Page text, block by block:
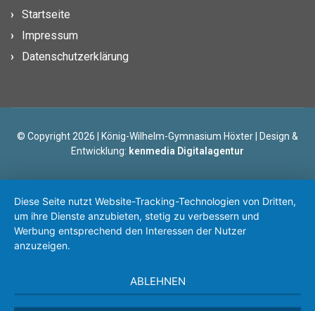
Startseite
Impressum
Datenschutzerklärung
© Copyright 2026 | König-Wilhelm-Gymnasium Höxter | Design &
Entwicklung: kenmedia Digitalagentur
Diese Seite nutzt Website-Tracking-Technologien von Dritten,
um ihre Dienste anzubieten, stetig zu verbessern und
Werbung entsprechend den Interessen der Nutzer
anzuzeigen.
ABLEHNEN